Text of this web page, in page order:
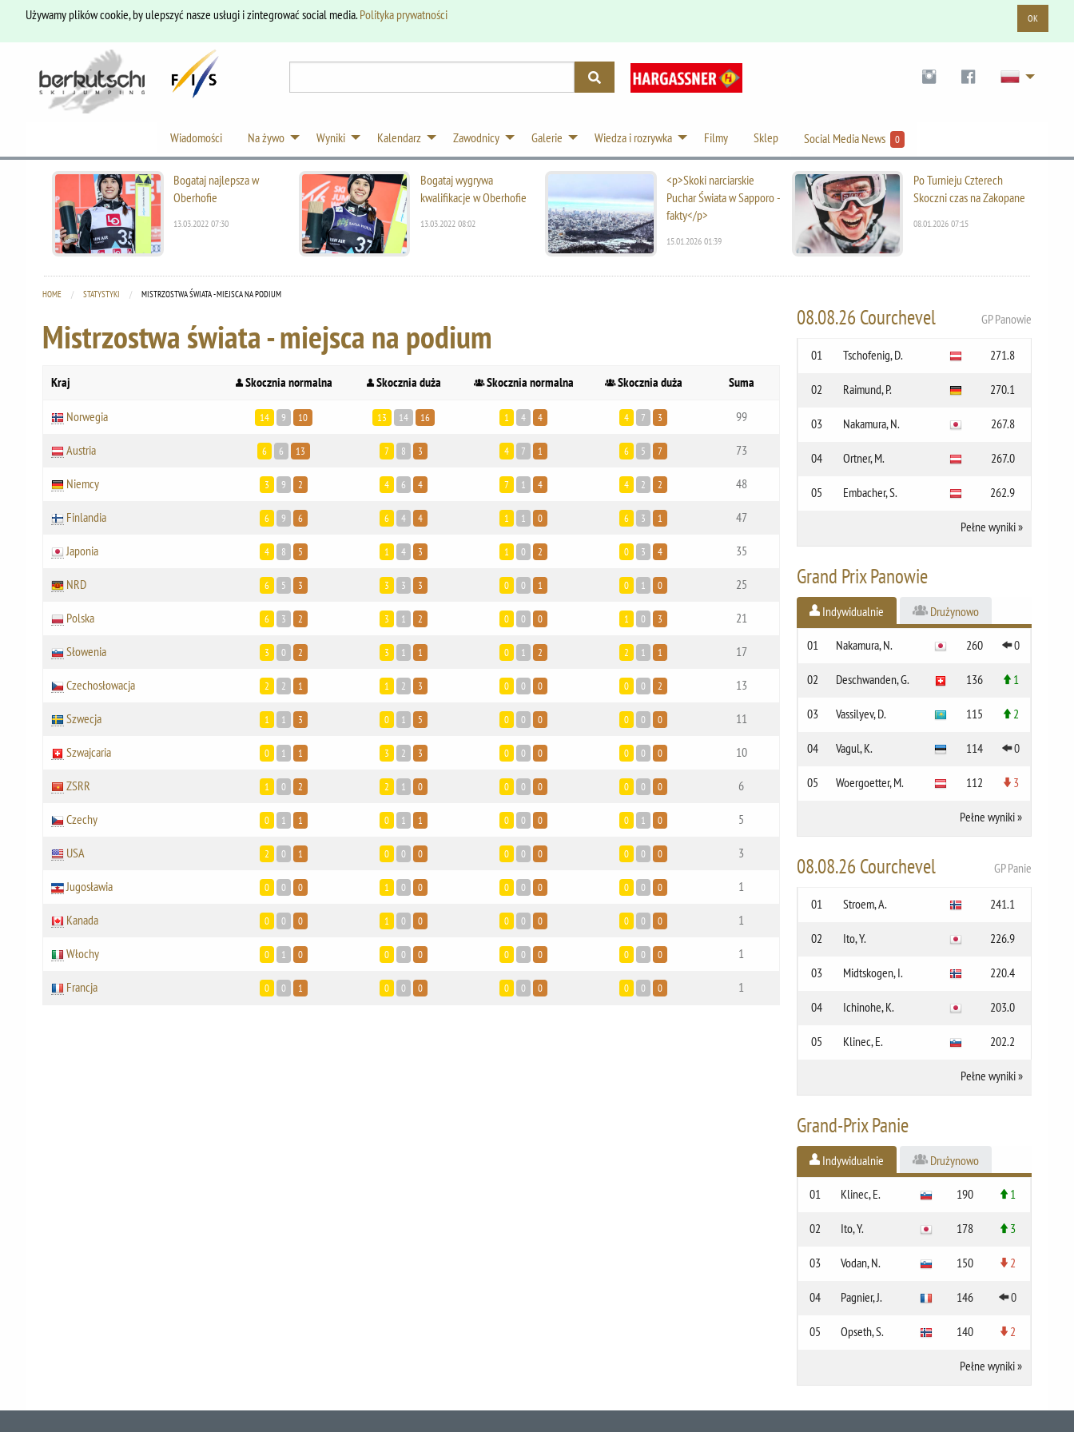
Używamy plików cookie, by ulepszyć nasze usługi i zintegrować social media.Polityka prywatności OK
Wiadomości Na żywo Wyniki Kalendarz Zawodnicy Galerie Wiedza i rozrywka Filmy Sklep Social Media News 0
Bogataj najlepsza w
Oberhofie
13.03.2022 07:30
Bogataj wygrywa
kwalifikacje w Oberhofie
13.03.2022 08:02
<p>Skoki narciarskie
Puchar Świata w Sapporo -
fakty</p>
15.01.2026 01:39
Po Turnieju Czterech
Skoczni czas na Zakopane
08.01.2026 07:15
HOME STATYSTYKI CURRENT:
MISTRZOSTWA ŚWIATA - MIEJSCA NA PODIUM
Mistrzostwa świata - miejsca na podium
Kraj Skocznia normalna Skocznia duża Skocznia normalna Skocznia duża Suma
Norwegia 14 9 10 13 14 16 1 4 4 4 7 3 99
Austria 6 6 13 7 8 3 4 7 1 6 5 7 73
Niemcy 3 9 2 4 6 4 7 1 4 4 2 2 48
Finlandia 6 9 6 6 4 4 1 1 0 6 3 1 47
Japonia 4 8 5 1 4 3 1 0 2 0 3 4 35
NRD 6 5 3 3 3 3 0 0 1 0 1 0 25
Polska 6 3 2 3 1 2 0 0 0 1 0 3 21
Słowenia 3 0 2 3 1 1 0 1 2 2 1 1 17
Czechosłowacja 2 2 1 1 2 3 0 0 0 0 0 2 13
Szwecja 1 1 3 0 1 5 0 0 0 0 0 0 11
Szwajcaria 0 1 1 3 2 3 0 0 0 0 0 0 10
ZSRR 1 0 2 2 1 0 0 0 0 0 0 0 6
Czechy 0 1 1 0 1 1 0 0 0 0 1 0 5
USA 2 0 1 0 0 0 0 0 0 0 0 0 3
Jugosławia 0 0 0 1 0 0 0 0 0 0 0 0 1
Kanada 0 0 0 1 0 0 0 0 0 0 0 0 1
Włochy 0 1 0 0 0 0 0 0 0 0 0 0 1
Francja 0 0 1 0 0 0 0 0 0 0 0 0 1
08.08.26 Courchevel GP Panowie
01 Tschofenig, D. 271.8
02 Raimund, P. 270.1
03 Nakamura, N. 267.8
04 Ortner, M. 267.0
05 Embacher, S. 262.9
Pełne wyniki»
Grand Prix Panowie
Indywidualnie Drużynowo
01 Nakamura, N. 260 0
02 Deschwanden, G. 136 1
03 Vassilyev, D. 115 2
04 Vagul, K. 114 0
05 Woergoetter, M. 112 3
Pełne wyniki»
08.08.26 Courchevel GP Panie
01 Stroem, A. 241.1
02 Ito, Y. 226.9
03 Midtskogen, I. 220.4
04 Ichinohe, K. 203.0
05 Klinec, E. 202.2
Pełne wyniki»
Grand-Prix Panie
Indywidualnie Drużynowo
01 Klinec, E. 190 1
02 Ito, Y. 178 3
03 Vodan, N. 150 2
04 Pagnier, J. 146 0
05 Opseth, S. 140 2
Pełne wyniki»